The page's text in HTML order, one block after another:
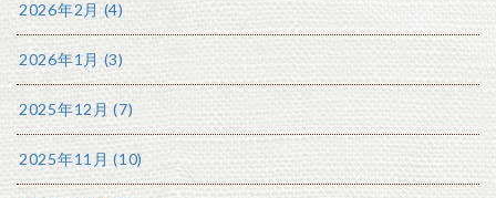
2026年2月 (4)
2026年1月 (3)
2025年12月 (7)
2025年11月 (10)